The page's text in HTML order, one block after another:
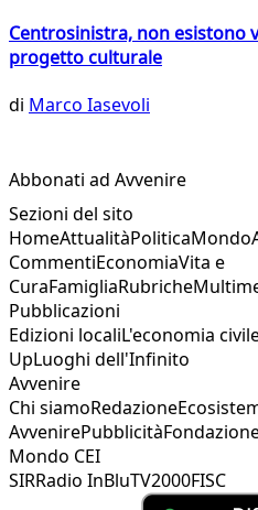
Centrosinistra, non esistono
progetto culturale
di Marco Iasevoli
Abbonati ad Avvenire
Sezioni del sito
HomeAttualitàPoliticaMondo
CommentiEconomiaVita e
CuraFamigliaRubriche
Pubblicazioni
Edizioni localiL'economia
UpLuoghi dell'Infinito
Avvenire
Chi siamoRedazione
AvvenirePubblicità
Mondo CEI
SIRRadio InBluTV2000FISC